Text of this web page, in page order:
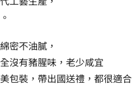
密不油膩，
沒有豬腥味，老少咸宜
包裝，帶出國送禮，都很適合